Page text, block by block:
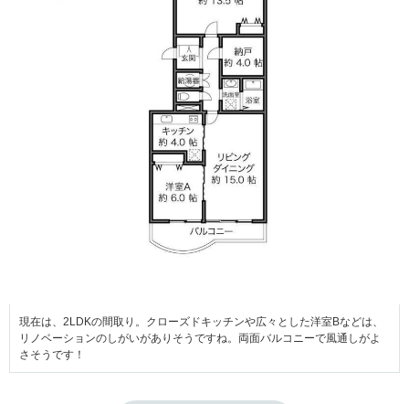
現在は、2LDKの間取り。クローズドキッチンや広々とした洋室Bなどは、
リノベーションのしがいがありそうですね。両面バルコニーで風通しがよ
さそうです！